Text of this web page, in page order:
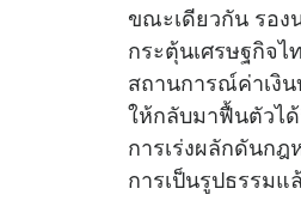
ขณะเดียวกัน รอง
กระตุ้นเศรษฐกิจ
สถานการณ์ค่าเงิ
ให้กลับมาฟื้นตัวไ
การเร่งผลักดันก
การเป็นรูปธรรม